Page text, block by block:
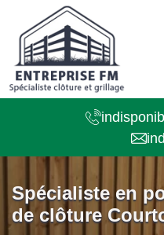
Spécialiste en
de clôture